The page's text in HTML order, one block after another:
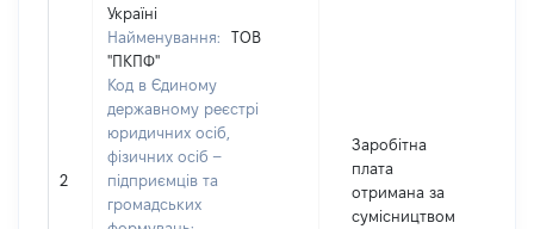
2
Україні
Найменування:
ТОВ
"ПКПФ"
Код в Єдиному
державному реєстрі
юридичних осіб,
фізичних осіб –
підприємців та
громадських
Заробітна
плата
отримана за
сумісництвом